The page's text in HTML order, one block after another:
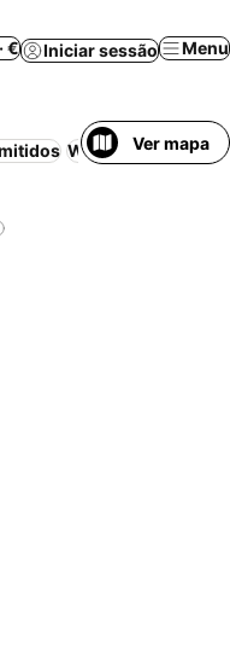
€ Iniciar sessão Menu
Wi-fi Ver mapa